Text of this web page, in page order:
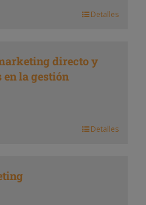
Detalles
directo y
la gestión
Detalles